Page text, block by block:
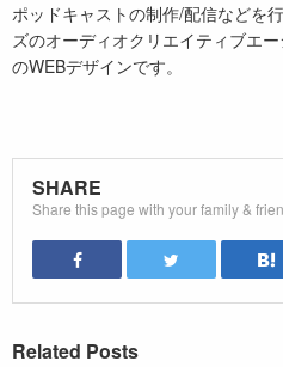
ポッドキャストの制作/配信などを
ズのオーディオクリエイティブエ
のWEBデザインです。
SHARE
Share this page with your family &
Related Posts